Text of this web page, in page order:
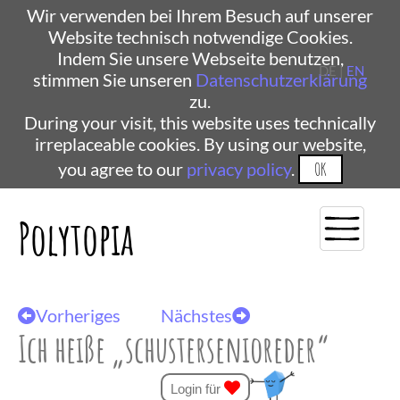
Wir verwenden bei Ihrem Besuch auf unserer
Website technisch notwendige Cookies.
Indem Sie unsere Webseite benutzen,
stimmen Sie unseren Datenschutzerklärung
zu.
During your visit, this website uses technically
irreplaceable cookies. By using our website,
you agree to our privacy policy. OK
Polytopia
DE | EN
Vorheriges Nächstes
Ich heiße „schustersenioreder“
Login für